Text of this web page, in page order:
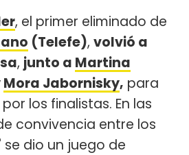
, el primer eliminado de
(Telefe), volvió a
, junto a Martina
Mora Jabornisky, para
los finalistas. En las
convivencia entre los
dio un juego de